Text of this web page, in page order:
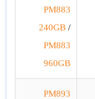
PM883
240GB/
PM883
960GB
PM893